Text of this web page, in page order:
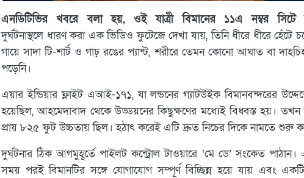
এনডিটিভির খবরে বলা হয়, ওই যাত্রী বিমানের ১১এ নম্বর সিটে
দুর্ঘটনাস্থলে ধারণ করা এক ভিডিও ফুটেজে দেখা যায়, তিনি ধীরে ধীরে হেঁটে
গায়ে সাদা টি-শার্ট ও গাঢ় রঙের প্যান্ট, শরীরে তেমন কোনো আঘাত বা
পড়েনি।
এয়ার ইন্ডিয়ার ফ্লাইট এআই-১৭১, যা লন্ডনের গ্যাটউইক বিমানবন্দরের
হয়েছিল, আহমেদাবাদ থেকে উড্ডয়নের কিছুক্ষণের মধ্যেই বিধ্বস্ত হয়। তখন
প্রায় ৮২৫ ফুট উচ্চতায় ছিল। হঠাৎ করেই এটি দ্রুত নিচের দিকে নামতে শুরু
দুর্ঘটনার ঠিক আগমুহূর্তে পাইলট কন্ট্রোল টাওয়ারে ‘মে ডে’ সংকেত
সময় পরই বিমানটির সঙ্গে যোগাযোগ সম্পূর্ণ বিচ্ছিন্ন হয়ে যায় এবং